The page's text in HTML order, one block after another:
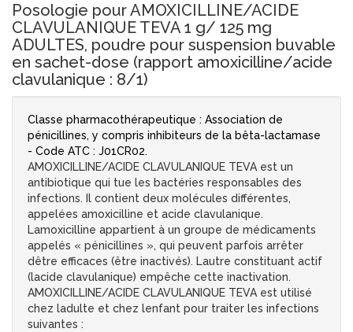
Posologie pour AMOXICILLINE/ACIDE
CLAVULANIQUE TEVA 1 g/ 125 mg
ADULTES, poudre pour suspension buvable
en sachet-dose (rapport amoxicilline/acide
clavulanique : 8/1)
Classe pharmacothérapeutique : Association de
pénicillines, y compris inhibiteurs de la bêta-lactamase
- Code ATC : J01CR02.
AMOXICILLINE/ACIDE CLAVULANIQUE TEVA est un
antibiotique qui tue les bactéries responsables des
infections. Il contient deux molécules différentes,
appelées amoxicilline et acide clavulanique.
Lamoxicilline appartient à un groupe de médicaments
appelés « pénicillines », qui peuvent parfois arrêter
dêtre efficaces (être inactivés). Lautre constituant actif
(lacide clavulanique) empêche cette inactivation.
AMOXICILLINE/ACIDE CLAVULANIQUE TEVA est utilisé
chez ladulte et chez lenfant pour traiter les infections
suivantes :